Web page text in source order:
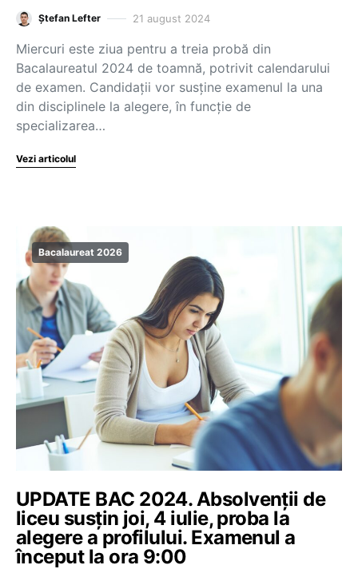
Ștefan Lefter 21 august 2024
Miercuri este ziua pentru a treia probă din
Bacalaureatul 2024 de toamnă, potrivit calendarului
de examen. Candidații vor susține examenul la una
din disciplinele la alegere, în funcție de
specializarea…
Vezi articolul
Bacalaureat 2026
UPDATE BAC 2024. Absolvenții de
liceu susțin joi, 4 iulie, proba la
alegere a profilului. Examenul a
început la ora 9:00